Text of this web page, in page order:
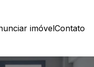
imóvelContato